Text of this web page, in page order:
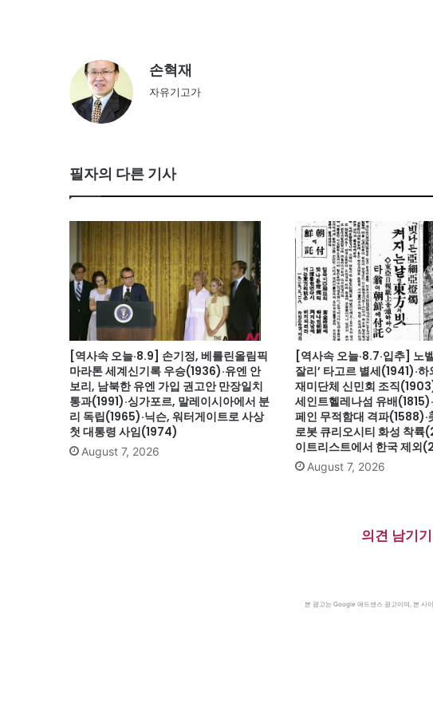
손혁재
자유기고가
필자의 다른 기사
[역사속 오늘·8.9] 손기정, 베를린올림픽
마라톤 세계신기록 우승(1936)·유엔 안
보리, 남북한 유엔 가입 권고안 만장일치
통과(1991)·싱가포르, 말레이시아에서 분
리 독립(1965)·닉슨, 워터게이트로 사상
첫 대통령 사임(1974)
August 7, 2026
[역사속 오늘·8.7·입추] 노
잘리’ 타고르 별세(1941)·
재미단체 신민회 조직
세인트헬레나섬 유배
페인 무적함대 격파(1588)·
로봇 큐리오시티 화성 착륙
이트리스트에서 한국 제외
August 7, 2026
의견 남기기
본 광고는 Google 애드센스 광고이며, 본 사